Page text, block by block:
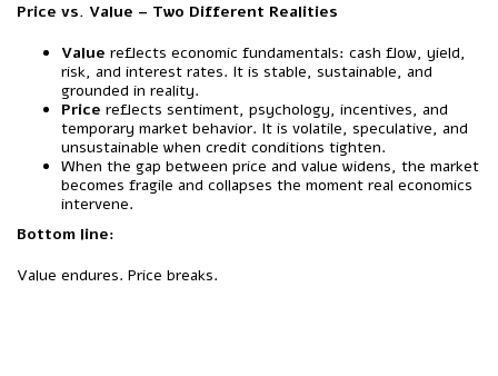
Price vs. Value – Two Different Realities
Value reflects economic fundamentals: cash flow, yield,
risk, and interest rates. It is stable, sustainable, and
grounded in reality.
Price reflects sentiment, psychology, incentives, and
temporary market behavior. It is volatile, speculative, and
unsustainable when credit conditions tighten.
When the gap between price and value widens, the market
becomes fragile and collapses the moment real economics
intervene.
Bottom line:
Value endures. Price breaks.